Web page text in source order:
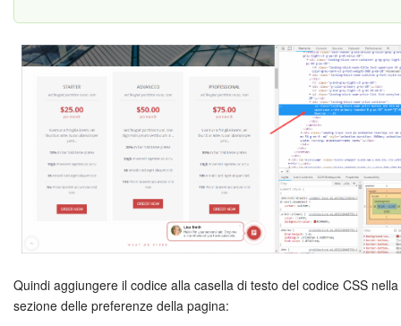
Quindi aggiungere il codice alla casella di testo del codice CSS nella
sezione delle preferenze della pagina: